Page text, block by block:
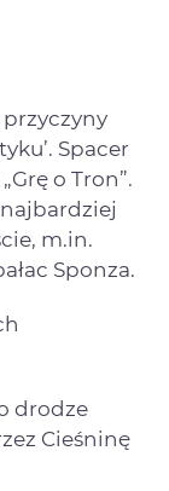
przyczyny
Spacer
o Tron”.
m.in.
Sponza.
drodze
Cieśninę